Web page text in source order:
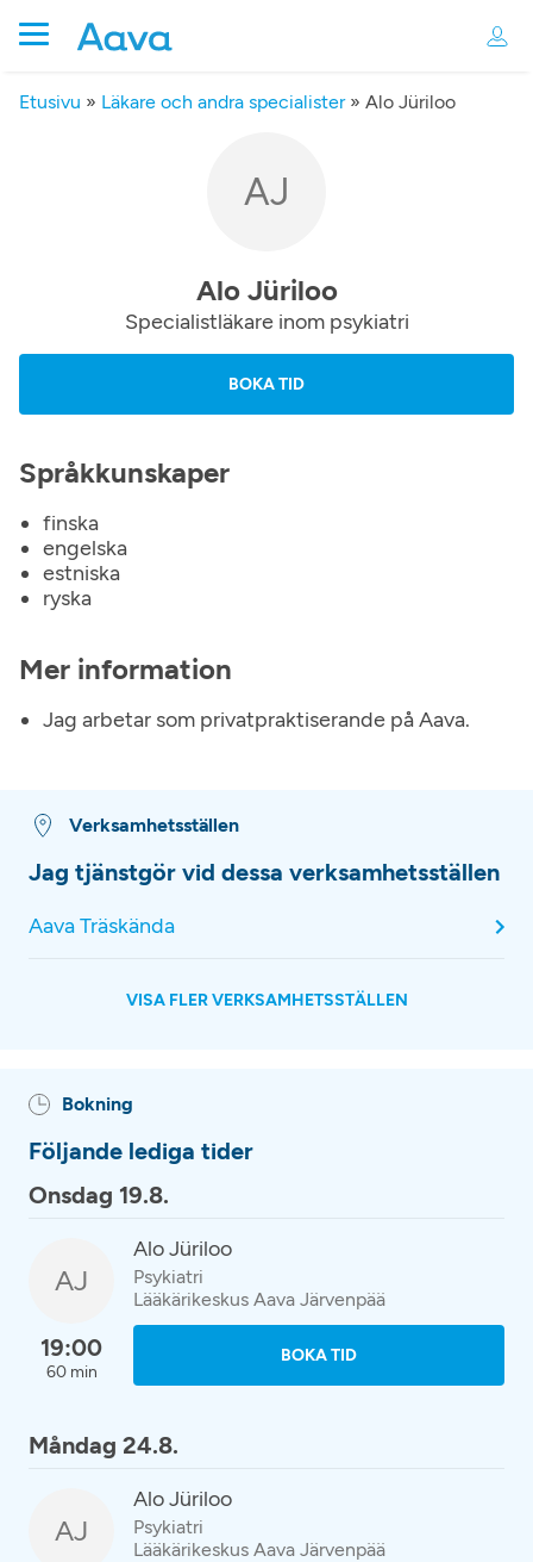
Etusivu » Läkare och andra specialister» Alo Jüriloo
AJ
Alo Jüriloo
Specialistläkare inom psykiatri
BOKA TID
Språkkunskaper
finska
engelska
estniska
ryska
Mer information
Jag arbetar som privatpraktiserande på Aava.
Verksamhetsställen
Jag tjänstgör vid dessa verksamhetsställen
Aava Träskända
VISA FLER VERKSAMHETSSTÄLLEN
Bokning
Följande lediga tider
Onsdag 19.8.
AJ
19:00
60 min
Alo Jüriloo
Psykiatri
Lääkärikeskus Aava Järvenpää
BOKA TID
Måndag 24.8.
AJ
Alo Jüriloo
Psykiatri
Lääkärikeskus Aava Järvenpää